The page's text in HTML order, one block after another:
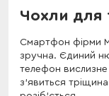
Чохли для
Смартфон фірми
зручна. Єдиний
телефон
з'явиться